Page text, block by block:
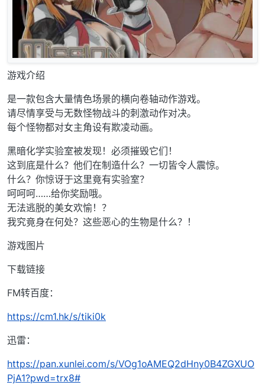
游戏介绍
是一款包含大量情色场景的横向卷轴动作游戏。
请尽情享受与无数怪物战斗的刺激动作对决。
每个怪物都对女主角设有欺凌动画。
黑暗化学实验室被发现！必须摧毁它们！
这到底是什么？他们在制造什么？一切皆令人震惊。
什么？你惊讶于这里竟有实验室？
呵呵呵……给你奖励哦。
无法逃脱的美女欢愉！？
我究竟身在何处？这些恶心的生物是什么？！
游戏图片
下载链接
FM转百度：
https://cm1.hk/s/tiki0k
迅雷：
https://pan.xunlei.com/s/VOg1oAMEQ2dHny0B4ZGXUO
PjA1?pwd=trx8#